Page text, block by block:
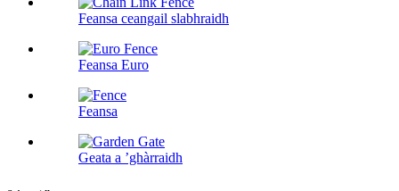
Feansa ceangail slabhraidh
Feansa Euro
Feansa
Geata a ’ghàrraidh